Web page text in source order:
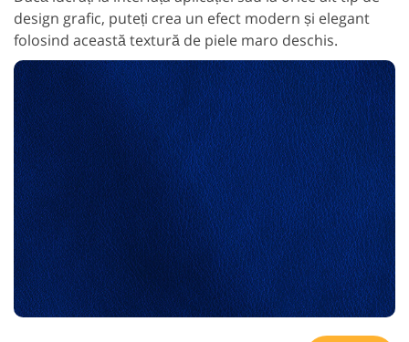
design grafic, puteți crea un efect modern și elegant
folosind această textură de piele maro deschis.